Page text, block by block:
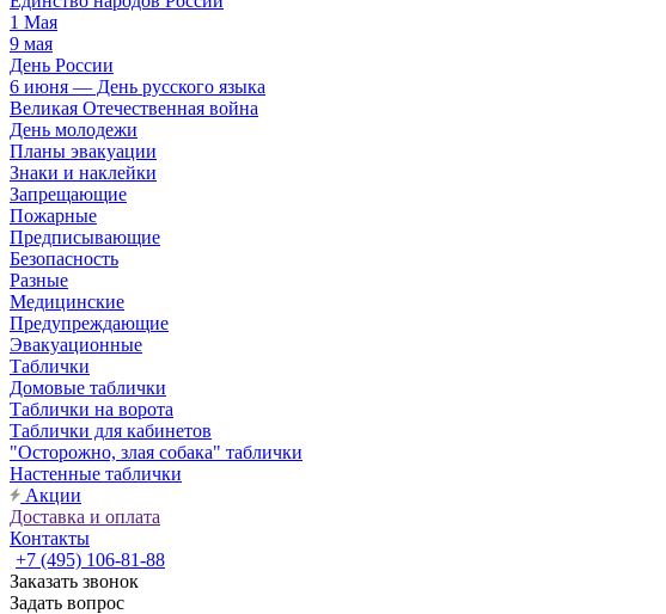
1 Мая
9 мая
День России
6 июня — День русского языка
Великая Отечественная война
День молодежи
Планы эвакуации
Знаки и наклейки
Запрещающие
Пожарные
Предписывающие
Безопасность
Разные
Медицинские
Предупреждающие
Эвакуационные
Таблички
Домовые таблички
Таблички на ворота
Таблички для кабинетов
"Осторожно, злая собака" таблички
Настенные таблички
Акции
Доставка и оплата
Контакты
+7 (495) 106-81-88
Заказать звонок
Задать вопрос